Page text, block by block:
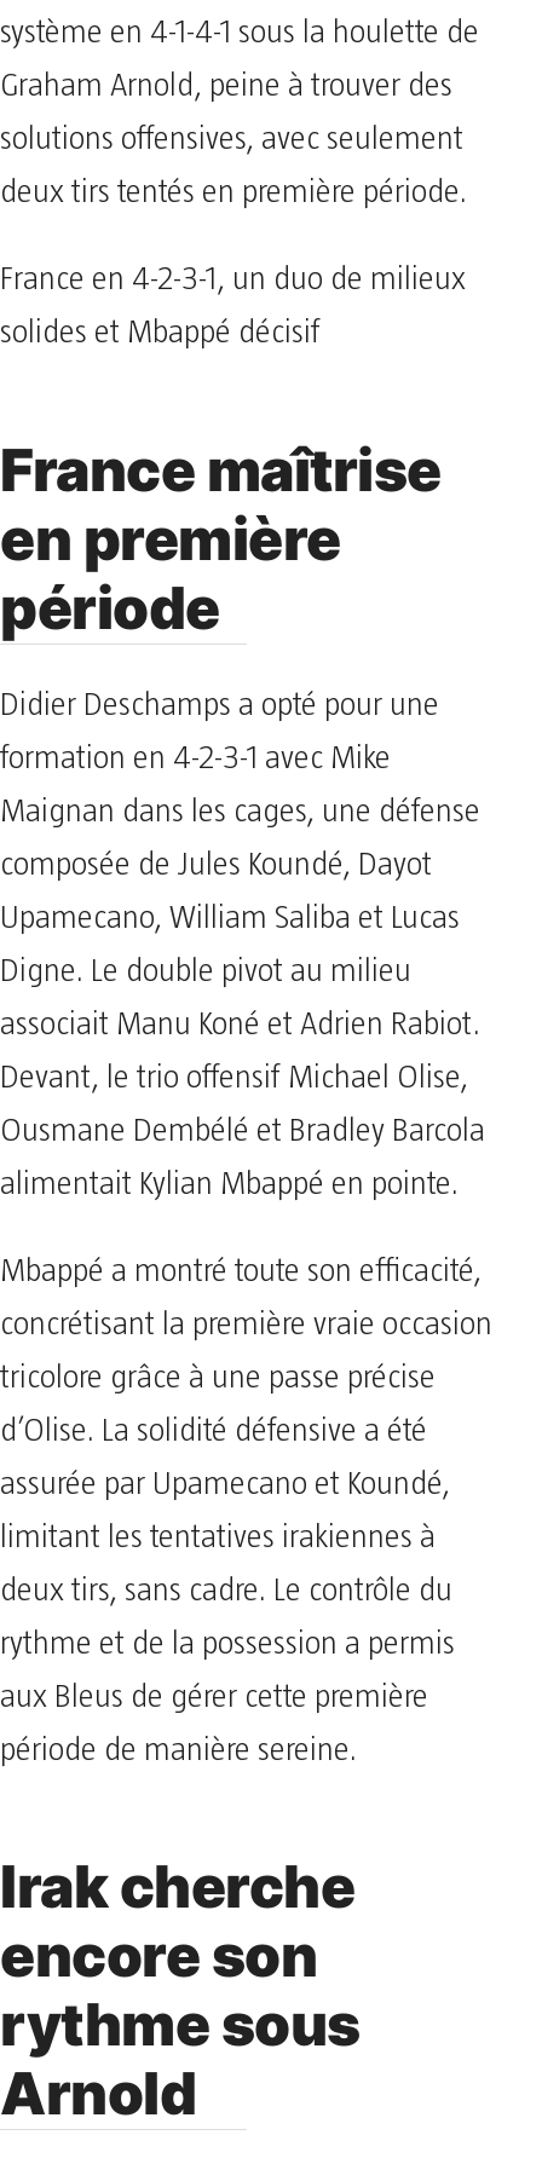
système en 4-1-4-1 sous la houlette de
Graham Arnold, peine à trouver des
solutions offensives, avec seulement
deux tirs tentés en première période.
France en 4-2-3-1, un duo de milieux
solides et Mbappé décisif
France maîtrise
en première
période
Didier Deschamps a opté pour une
formation en 4-2-3-1 avec Mike
Maignan dans les cages, une défense
composée de Jules Koundé, Dayot
Upamecano, William Saliba et Lucas
Digne. Le double pivot au milieu
associait Manu Koné et Adrien Rabiot.
Devant, le trio offensif Michael Olise,
Ousmane Dembélé et Bradley Barcola
alimentait Kylian Mbappé en pointe.
Mbappé a montré toute son efficacité,
concrétisant la première vraie occasion
tricolore grâce à une passe précise
d’Olise. La solidité défensive a été
assurée par Upamecano et Koundé,
limitant les tentatives irakiennes à
deux tirs, sans cadre. Le contrôle du
rythme et de la possession a permis
aux Bleus de gérer cette première
période de manière sereine.
Irak cherche
encore son
rythme sous
Arnold